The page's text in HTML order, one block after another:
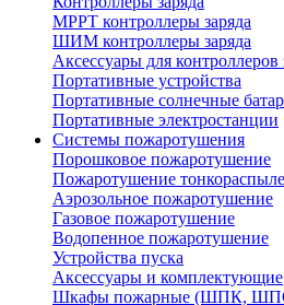
MPPT контроллеры заряда
ШИМ контроллеры заряда
Аксессуары для контроллеров
Портативные устройства
Портативные солнечные
Портативные электростанции
Системы пожаротушения
Порошковое пожаротушение
Пожаротушение
Аэрозольное пожаротушение
Газовое пожаротушение
Водопенное пожаротушение
Устройства пуска
Аксессуары и комплектующие
Шкафы пожарные (ШПК,